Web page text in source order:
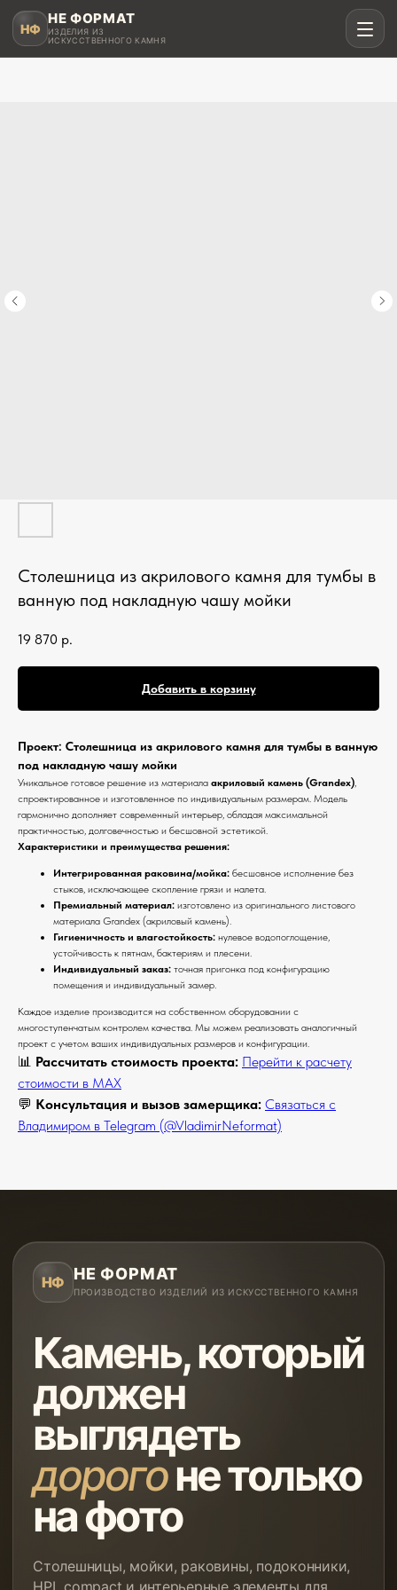
НФ
НЕ ФОРМАТ
ИЗДЕЛИЯ ИЗ
ИСКУССТВЕННОГО КАМНЯ
Для кухни и домашнего бара
Столешницы для барбекю
Кухонная техника
Разделочные доски
Аксессуары из камня
Столешница из акрилового камня для тумбы в
ванную под накладную чашу мойки
19 870 р.
Добавить в корзину
Проект: Столешница из акрилового камня для тумбы в ванную
под накладную чашу мойки
Уникальное готовое решение из материала акриловый камень (Grandex),
спроектированное и изготовленное по индивидуальным размерам. Модель
гармонично дополняет современный интерьер, обладая максимальной
практичностью, долговечностью и бесшовной эстетикой.
Характеристики и преимущества решения:
Интегрированная раковина/мойка: бесшовное исполнение без
стыков, исключающее скопление грязи и налета.
Премиальный материал: изготовлено из оригинального листового
материала Grandex (акриловый камень).
Гигиеничность и влагостойкость: нулевое водопоглощение,
устойчивость к пятнам, бактериям и плесени.
Индивидуальный заказ: точная пригонка под конфигурацию
помещения и индивидуальный замер.
Каждое изделие производится на собственном оборудовании с
многоступенчатым контролем качества. Мы можем реализовать аналогичный
проект с учетом ваших индивидуальных размеров и конфигурации.
📊 Рассчитать стоимость проекта: Перейти к расчету
стоимости в MAX
💬 Консультация и вызов замерщика: Связаться с
Владимиром в Telegram (@VladimirNeformat)
НФ НЕ ФОРМАТ
ПРОИЗВОДСТВО ИЗДЕЛИЙ ИЗ ИСКУССТВЕННОГО КАМНЯ
Камень, который
должен
выглядеть
дорогоне только
на фото
Столешницы, мойки, раковины, подоконники,
HPL compact и интерьерные элементы для